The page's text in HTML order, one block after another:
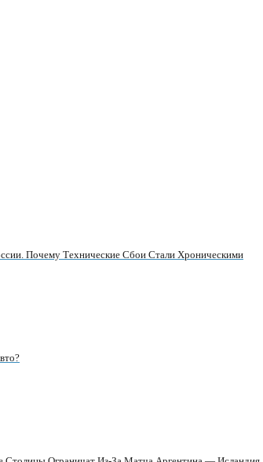
Почему Технические Сбои Стали Хроническими